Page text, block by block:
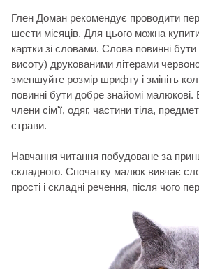
Глен Доман рекомендує проводити
шести місяців. Для цього можна
картки зі словами. Слова повинні
висоту) друкованими літерами
зменшуйте розмір шрифту і змініть
повинні бути добре знайомі малюкові.
члени сім'ї, одяг, частини тіла,
страви.
Навчання читання побудоване за
складного. Спочатку малюк вивчає
прості і складні речення, після чого